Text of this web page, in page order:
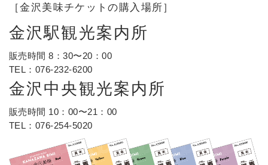
［金沢美味チケットの購入場所］
金沢駅観光案内所
販売時間 8：30〜20：00
TEL： 076-232-6200
金沢中央観光案内所
販売時間 10：00〜21：00
TEL： 076-254-5020